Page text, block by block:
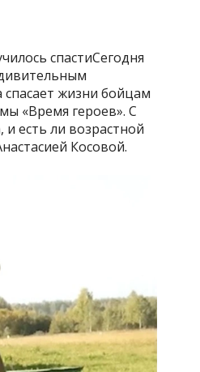
спастиСегодня
спасает жизни бойцам
«Время героев». С
и есть ли возрастной
Косовой.